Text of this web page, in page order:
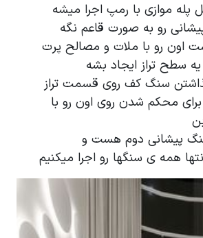
موازی با رمپ اجرا میشه
رو به صورت قاعم نگه
اون رو با ملات و مصالح پرت
یه سطح تراز ایجاد بشه
سنگ کف روی قسمت تراز
محکم شدن روی اون رو با
پیشانی دوم هست و
همه­ ی سنگ­ها رو اجرا میکنیم